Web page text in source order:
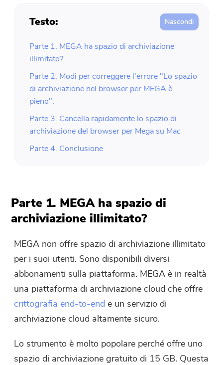
Testo:
Parte 1. MEGA ha spazio di archiviazione
illimitato?
Parte 2. Modi per correggere l'errore "Lo spazio
di archiviazione nel browser per MEGA è
pieno".
Parte 3. Cancella rapidamente lo spazio di
archiviazione del browser per Mega su Mac
Parte 4. Conclusione
Parte 1. MEGA ha spazio di
archiviazione illimitato?
MEGA non offre spazio di archiviazione illimitato
per i suoi utenti. Sono disponibili diversi
abbonamenti sulla piattaforma. MEGA è in realtà
una piattaforma di archiviazione cloud che offre
crittografia end-to-end e un servizio di
archiviazione cloud altamente sicuro.
Lo strumento è molto popolare perché offre uno
spazio di archiviazione gratuito di 15 GB. Questa